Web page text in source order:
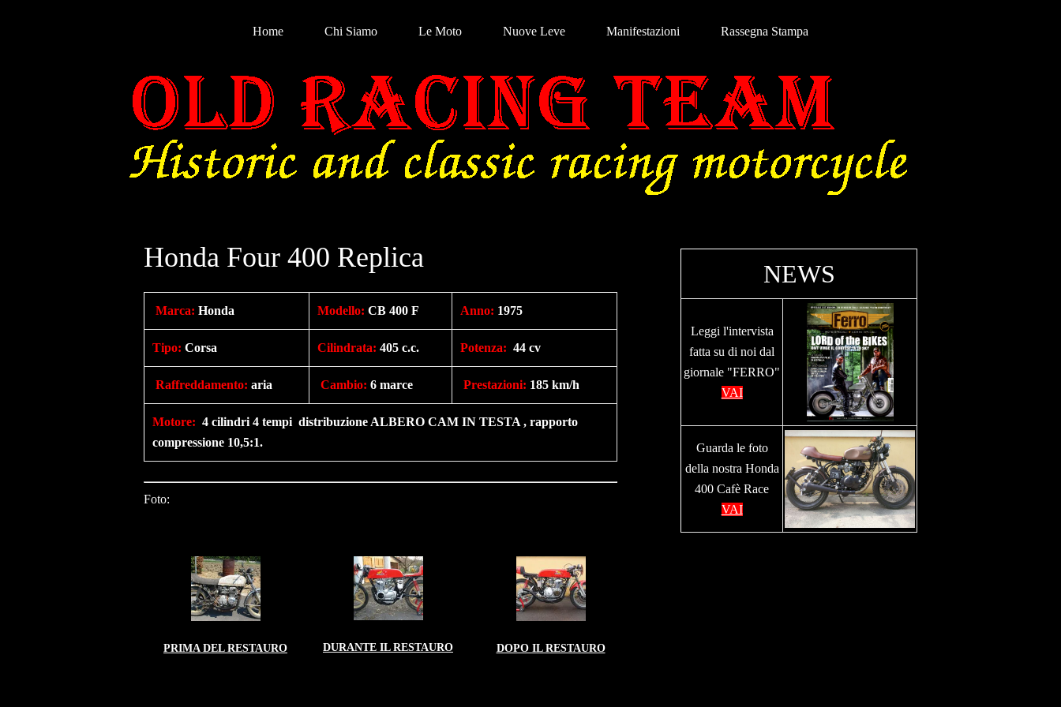
Home Chi Siamo Le Moto Nuove Leve Manifestazioni Rassegna Stampa
Honda Four 400 Replica
Marca: Honda Modello: CB 400 F Anno: 1975
Tipo: Corsa Cilindrata: 405 c.c. Potenza: 44 cv
Raffreddamento: aria Cambio: 6 marce Prestazioni: 185 km/h
Motore: 4 cilindri 4 tempi distribuzione ALBERO CAM IN TESTA , rapporto
compressione 10,5:1.
Foto:
PRIMA DEL RESTAURO DURANTE IL RESTAURO DOPO IL RESTAURO
NEWS
Leggi l'intervista
fatta su di noi dal
giornale "FERRO"
VAI
Guarda le foto
della nostra Honda
400 Cafè Race
VAI